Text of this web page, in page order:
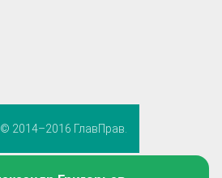
© 2014–2016 ГлавПрав.